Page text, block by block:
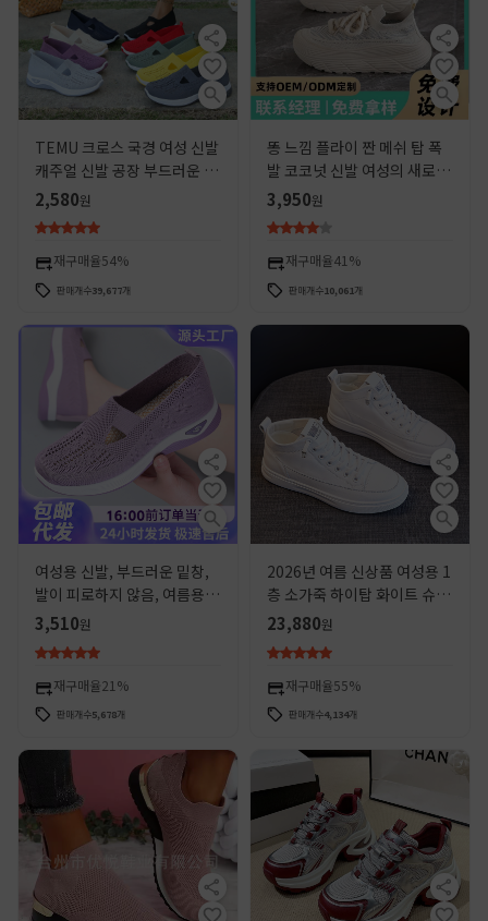
TEMU 크로스 국경 여성 신발
캐주얼 신발 공장 부드러운 바
닥 통기성 패션 어머니 신발 운
동화 여성의 머리
2,580원
재구매율54%
판매개수39,677개
똥 느낌 플라이 짠 메쉬 탑 폭
발 코코넛 신발 여성의 새로운
통기성 부드러운 바닥 운동화
두꺼운 바닥 운동화 여성 신발
3,950원
재구매율41%
판매개수10,061개
여성용 신발, 부드러운 밑창,
발이 피로하지 않음, 여름용
부드러운 밑창 통기성 메쉬 신
발, 슬립온 엄마 신발, 대형 사
이즈, 옛 베이징 천 신발
3,510원
재구매율21%
판매개수5,678개
2026년 여름 신상품 여성용 1
층 소가죽 하이탑 화이트 슈
즈, 한국 스타일의 다용도 캐
주얼 화이트 슈즈
23,880원
재구매율55%
판매개수4,134개